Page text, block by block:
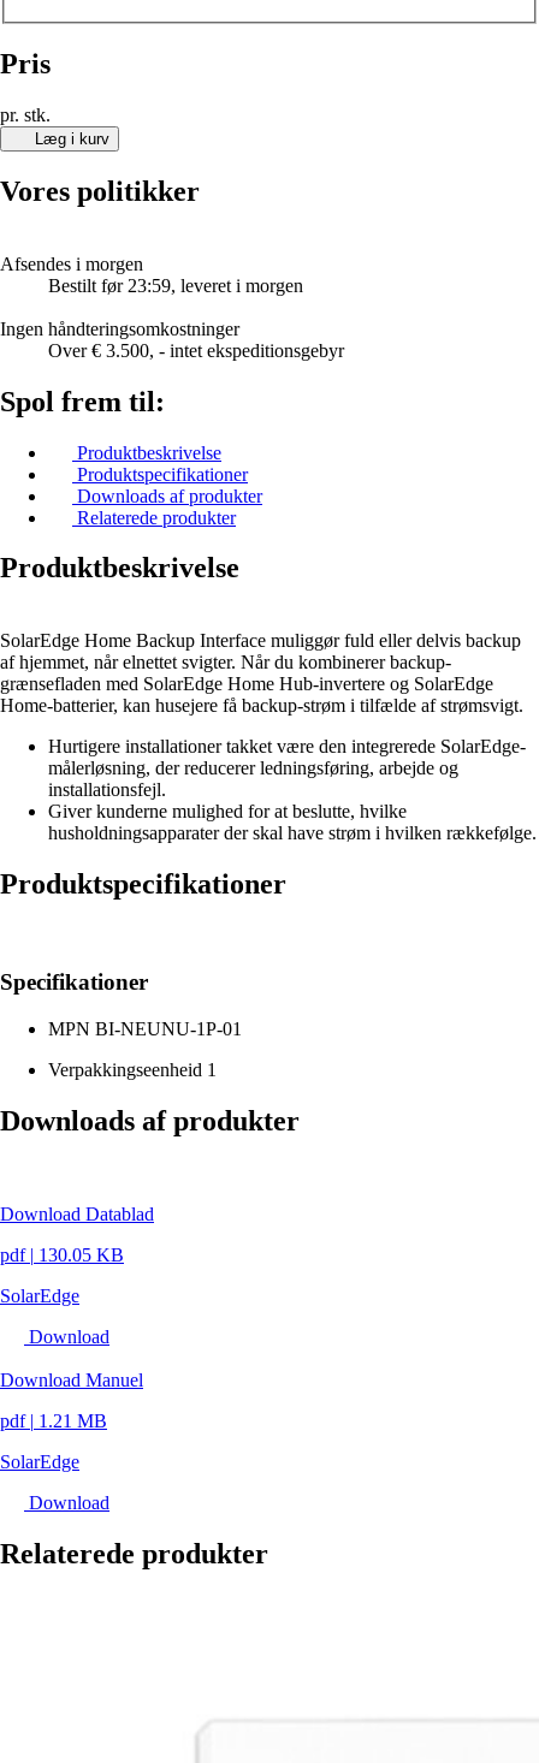
Pris
pr. stk.
Læg i kurv
Vores politikker
Afsendes i morgen
Bestilt før 23:59, leveret i morgen
Ingen håndteringsomkostninger
Over € 3.500, - intet ekspeditionsgebyr
Spol frem til:
Produktbeskrivelse
Produktspecifikationer
Downloads af produkter
Relaterede produkter
Produktbeskrivelse
SolarEdge Home Backup Interface muliggør fuld eller delvis backup
af hjemmet, når elnettet svigter. Når du kombinerer backup-
grænsefladen med SolarEdge Home Hub-invertere og SolarEdge
Home-batterier, kan husejere få backup-strøm i tilfælde af strømsvigt.
Hurtigere installationer takket være den integrerede SolarEdge-
målerløsning, der reducerer ledningsføring, arbejde og
installationsfejl.
Giver kunderne mulighed for at beslutte, hvilke
husholdningsapparater der skal have strøm i hvilken rækkefølge.
Produktspecifikationer
Specifikationer
MPN BI-NEUNU-1P-01
Verpakkingseenheid 1
Downloads af produkter
Download Datablad
pdf | 130.05 KB
SolarEdge
Download
Download Manuel
pdf | 1.21 MB
SolarEdge
Download
Relaterede produkter